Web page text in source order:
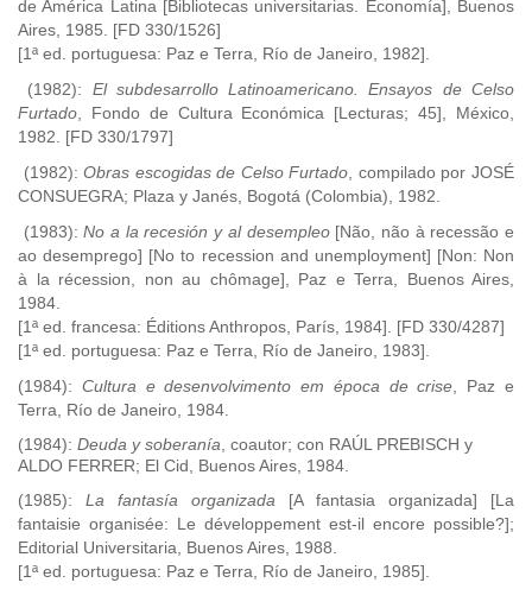
de América Latina [Bibliotecas universitarias. Economía], Buenos
Aires, 1985. [FD 330/1526]
[1ª ed. portuguesa: Paz e Terra, Río de Janeiro, 1982].
(1982): El subdesarrollo Latinoamericano. Ensayos de Celso
Furtado , Fondo de Cultura Económica [Lecturas; 45], México,
1982. [FD 330/1797]
(1982):Obras escogidas de Celso Furtado , compilado por JOSÉ
CONSUEGRA; Plaza y Janés, Bogotá (Colombia), 1982.
(1983):No a la recesión y al desempleo[Não, não à recessão e
ao desemprego] [No to recession and unemployment] [Non: Non
à la récession, non au chômage], Paz e Terra, Buenos Aires,
1984.
[1ª ed. francesa: Éditions Anthropos, París, 1984]. [FD 330/4287]
[1ª ed. portuguesa: Paz e Terra, Río de Janeiro, 1983].
(1984): Cultura e desenvolvimento em época de crise , Paz e
Terra, Río de Janeiro, 1984.
(1984): Deuda y soberanía , coautor; con RAÚL PREBISCH y
ALDO FERRER; El Cid, Buenos Aires, 1984.
(1985): La fantasía organizada [A fantasia organizada] [La
fantaisie organisée: Le développement est-il encore possible?];
Editorial Universitaria, Buenos Aires, 1988.
[1ª ed. portuguesa: Paz e Terra, Río de Janeiro, 1985].